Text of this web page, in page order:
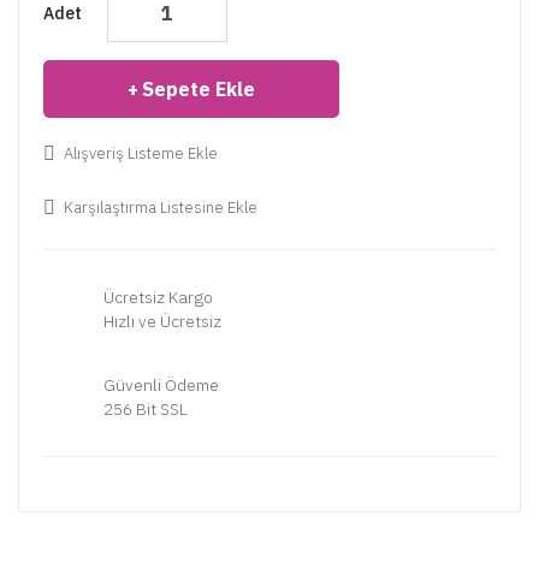
Adet
Sepete Ekle
Alışveriş Listeme Ekle
Karşılaştırma Listesine Ekle
Ücretsiz Kargo
Hızlı ve Ücretsiz
Güvenli Ödeme
256 Bit SSL